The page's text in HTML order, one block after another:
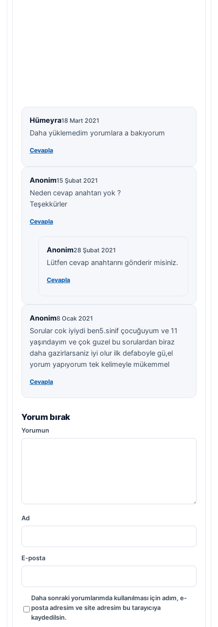
Hümeyra18 Mart 2021
Daha yüklemedim yorumlara a bakıyorum
Cevapla
Anonim15 Şubat 2021
Neden cevap anahtarı yok ?
Teşekkürler
Cevapla
Anonim28 Şubat 2021
Lütfen cevap anahtarını gönderir misiniz.
Cevapla
Anonim8 Ocak 2021
Sorular cok iyiydi ben5.sinif çocuğuyum ve 11
yaşındayım ve çok guzel bu sorulardan biraz
daha gazirlarsaniz iyi olur ilk defaboyle gü,el
yorum yapıyorum tek kelimeyle mükemmel
Cevapla
Yorum bırak
Yorumun
Ad
E-posta
Daha sonraki yorumlarımda kullanılması için adım, e-
posta adresim ve site adresim bu tarayıcıya
kaydedilsin.